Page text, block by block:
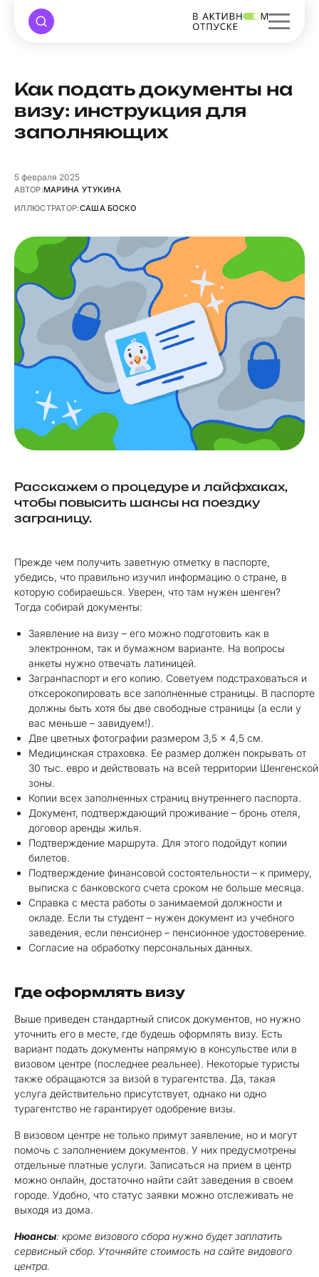
Как подать документы на
визу: инструкция для
заполняющих
5 февраля 2025
АВТОР:МАРИНА УТУКИНА
ИЛЛЮСТРАТОР:САША БОСКО
Расскажем о процедуре и лайфхаках,
чтобы повысить шансы на поездку
заграницу.
Прежде чем получить заветную отметку в паспорте,
убедись, что правильно изучил информацию о стране, в
которую собираешься. Уверен, что там нужен шенген?
Тогда собирай документы:
Заявление на визу – его можно подготовить как в
электронном, так и бумажном варианте. На вопросы
анкеты нужно отвечать латиницей.
Загранпаспорт и его копию. Советуем подстраховаться и
отксерокопировать все заполненные страницы. В паспорте
должны быть хотя бы две свободные страницы (а если у
вас меньше – завидуем!).
Две цветных фотографии размером 3,5 × 4,5 см.
Медицинская страховка. Ее размер должен покрывать от
30 тыс. евро и действовать на всей территории Шенгенской
зоны.
Копии всех заполненных страниц внутреннего паспорта.
Документ, подтверждающий проживание – бронь отеля,
договор аренды жилья.
Подтверждение маршрута. Для этого подойдут копии
билетов.
Подтверждение финансовой состоятельности – к примеру,
выписка с банковского счета сроком не больше месяца.
Справка с места работы о занимаемой должности и
окладе. Если ты студент – нужен документ из учебного
заведения, если пенсионер – пенсионное удостоверение.
Согласие на обработку персональных данных.
Где оформлять визу
Выше приведен стандартный список документов, но нужно
уточнить его в месте, где будешь оформлять визу. Есть
вариант подать документы напрямую в консульстве или в
визовом центре (последнее реальнее). Некоторые туристы
также обращаются за визой в турагентства. Да, такая
услуга действительно присутствует, однако ни одно
турагентство не гарантирует одобрение визы.
В визовом центре не только примут заявление, но и могут
помочь с заполнением документов. У них предусмотрены
отдельные платные услуги. Записаться на прием в центр
можно онлайн, достаточно найти сайт заведения в своем
городе. Удобно, что статус заявки можно отслеживать не
выходя из дома.
Нюансы: кроме визового сбора нужно будет заплатить
сервисный сбор. Уточняйте стоимость на сайте видового
центра.